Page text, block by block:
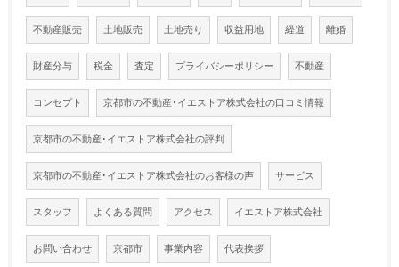
不動産販売 土地販売 土地売り 収益用地 経道 離婚
財産分与 税金 査定 プライバシーポリシー 不動産
コンセプト 京都市の不動産･イエストア株式会社の口コミ情報
京都市の不動産･イエストア株式会社の評判
京都市の不動産･イエストア株式会社のお客様の声 サービス
スタッフ よくある質問 アクセス イエストア株式会社
お問い合わせ 京都市 事業内容 代表挨拶